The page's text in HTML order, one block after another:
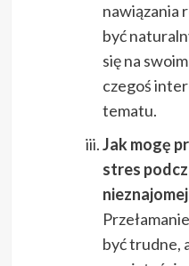
nawiązania
być
się na
czegoś
tematu.
Jak mogę
stres
być trudne,